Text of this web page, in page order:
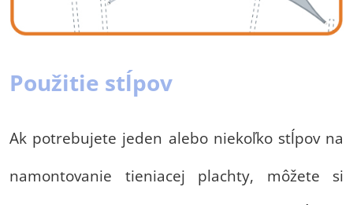
Použitie stĺpov
Ak potrebujete jeden alebo niekoľko stĺpov na
namontovanie tieniacej plachty, môžete si